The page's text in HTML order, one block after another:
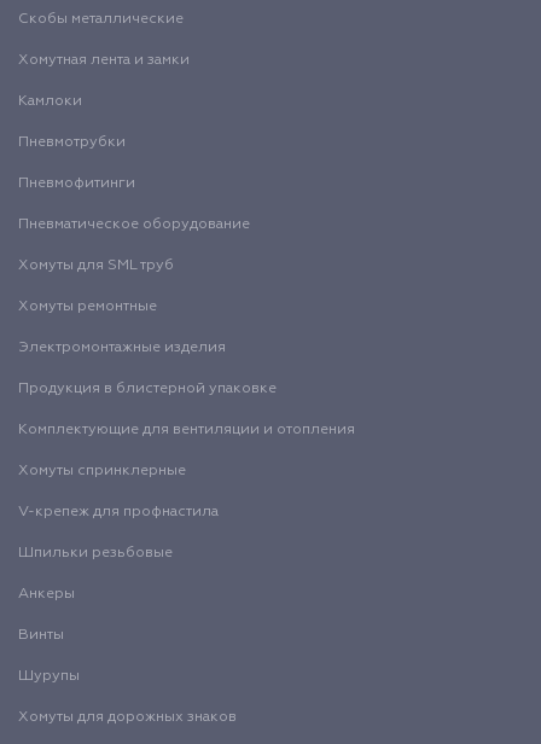
Скобы металлические
Хомутная лента и замки
Камлоки
Пневмотрубки
Пневмофитинги
Пневматическое оборудование
Хомуты для SML труб
Хомуты ремонтные
Электромонтажные изделия
Продукция в блистерной упаковке
Комплектующие для вентиляции и отопления
Хомуты спринклерные
V-крепеж для профнастила
Шпильки резьбовые
Анкеры
Винты
Шурупы
Хомуты для дорожных знаков